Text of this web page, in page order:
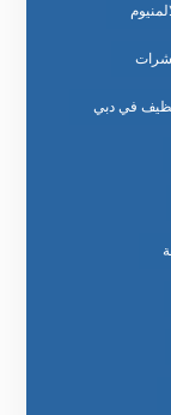
في دبي